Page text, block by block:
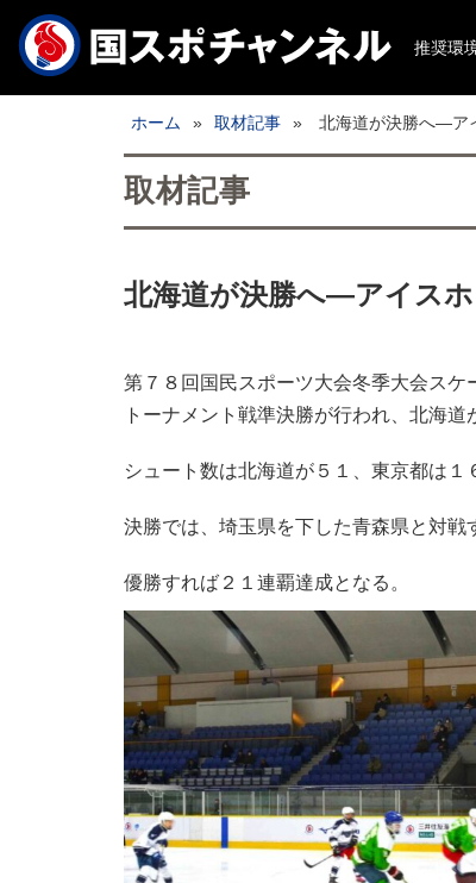
推奨環
ホーム » 取材記事 » 北海道が決勝へ―ア
取材記事
北海道が決勝へ―アイス
第７８回国民スポーツ大会冬季大会ス
トーナメント戦準決勝が行われ、北海
シュート数は北海道が５１、東京都は１
決勝では、埼玉県を下した青森県と対戦
優勝すれば２１連覇達成となる。